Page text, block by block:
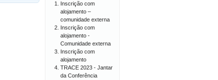
Inscrição com
alojamento –
comunidade externa
Inscrição com
alojamento -
Comunidade externa
Inscrição com
alojamento
TRACE 2023 - Jantar
da Conferência